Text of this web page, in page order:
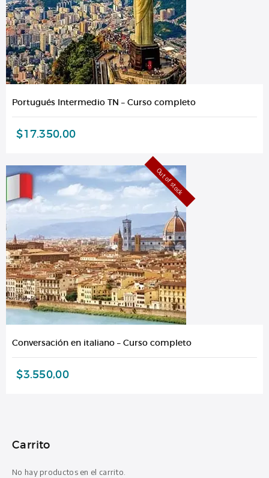
Portugués Intermedio TN – Curso completo
$17.350,00
Out of stock
Conversación en italiano – Curso completo
$3.550,00
Carrito
No hay productos en el carrito.